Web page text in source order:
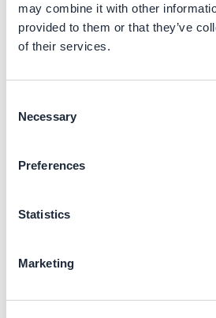
may combine it with other
provided to them or that they’ve
of their services.
Selection
Necessary
Preferences
Statistics
Marketing
Mempersiapkan aksi
pasar organisasi, menentukan
keberhasilan iklim adalah hal-hal
organisasi Anda menuju transisi
Langkah 1: Membangun
argumen untuk melakukan aksi
risiko dan peluang iklim
mengharuskan perusahaan untuk